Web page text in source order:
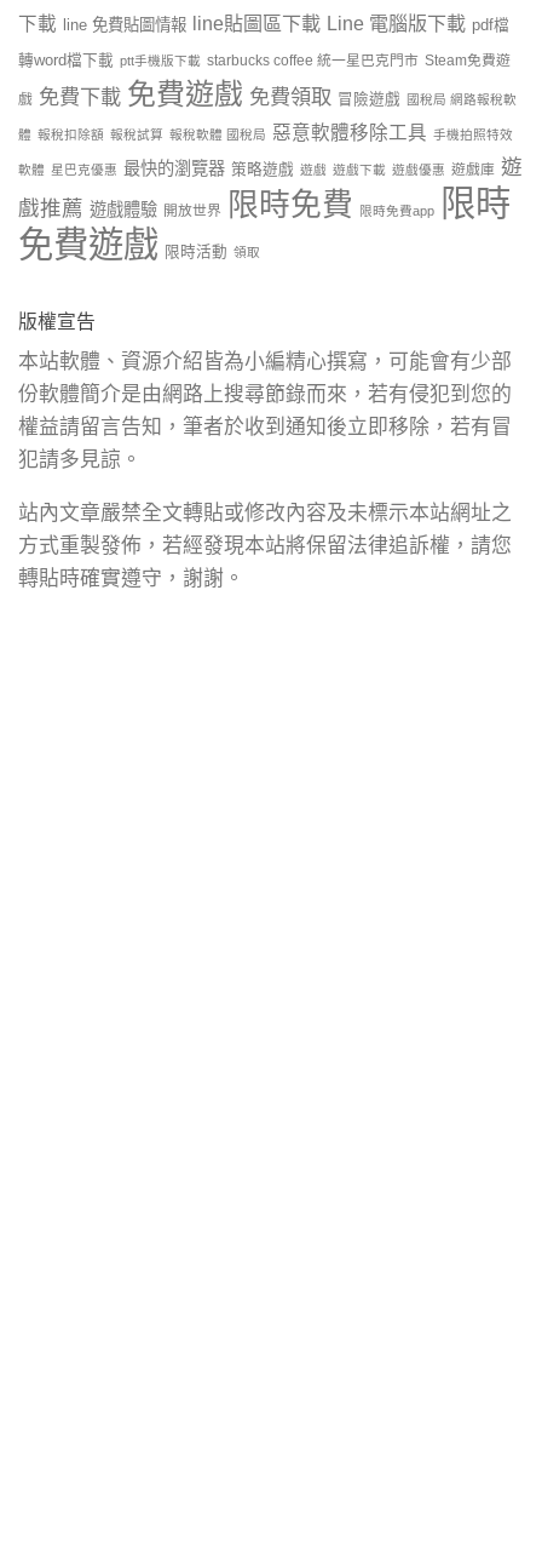
下載
line 免費貼圖情報 line貼圖區下載 Line 電腦版下載 pdf檔
轉word檔下載 ptt手機版下載 starbucks coffee 統一星巴克門市 Steam免費遊
戲 免費下載 免費遊戲 免費領取 冒險遊戲 國稅局 網路報稅軟
體 報稅扣除額 報稅試算 報稅軟體 國稅局 惡意軟體移除工具 手機拍照特效
軟體 星巴克優惠 最快的瀏覽器 策略遊戲 遊戲 遊戲下載 遊戲優惠 遊戲庫 遊
戲推薦 遊戲體驗 開放世界 限時免費 限時免費app
限時
免費遊戲 限時活動 領取
版權宣告
本站軟體、資源介紹皆為小編精心撰寫，可能會有少部
份軟體簡介是由網路上搜尋節錄而來，若有侵犯到您的
權益請留言告知，筆者於收到通知後立即移除，若有冒
犯請多見諒。
站內文章嚴禁全文轉貼或修改內容及未標示本站網址之
方式重製發佈，若經發現本站將保留法律追訴權，請您
轉貼時確實遵守，謝謝。